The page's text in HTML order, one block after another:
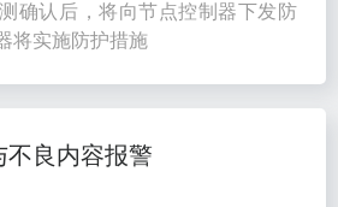
确认后，将向节点控制器下发防
将实施防护措施
不良内容报警